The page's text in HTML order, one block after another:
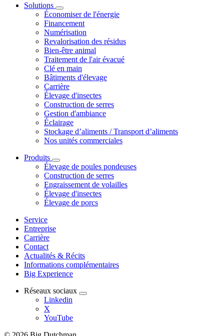
Solutions
Économiser de l'énergie
Financement
Numérisation
Revalorisation des résidus
Bien-être animal
Traitement de l'air évacué
Clé en main
Bâtiments d'élevage
Carrière
Élevage d'insectes
Construction de serres
Gestion d'ambiance
Éclairage
Stockage d’aliments / Transport d’aliments
Nos unités commerciales
Produits
Élevage de poules pondeuses
Construction de serres
Engraissement de volailles
Élevage d'insectes
Élevage de porcs
Service
Entreprise
Carrière
Contact
Actualités & Récits
Informations complémentaires
Big Experience
Réseaux sociaux
Linkedin
X
YouTube